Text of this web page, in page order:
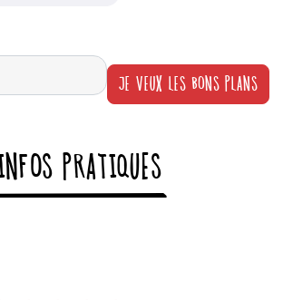
JE VEUX LES BONS PLANS
PRATIQUES